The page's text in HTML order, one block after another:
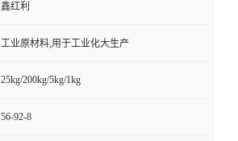
鑫红利
工业原材料,用于工业化大生产
25kg/200kg/5kg/1kg
56-92-8